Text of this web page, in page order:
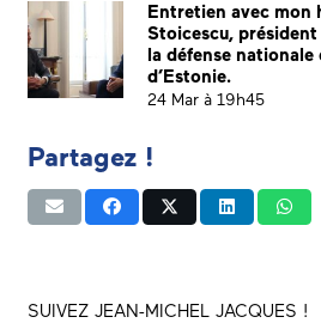
Entretien avec mon
Stoicescu,
la défense
d’Estonie.
24 Mar à 19h45
Partagez !
SUIVEZ JEAN-MICHEL JACQUES !